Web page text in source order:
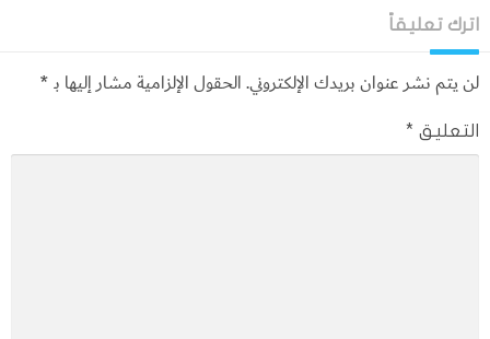
اترك تعليقاً
لن يتم نشر عنوان بريدك الإلكتروني.الحقول الإلزامية مشار إليها بـ*
التعليق *